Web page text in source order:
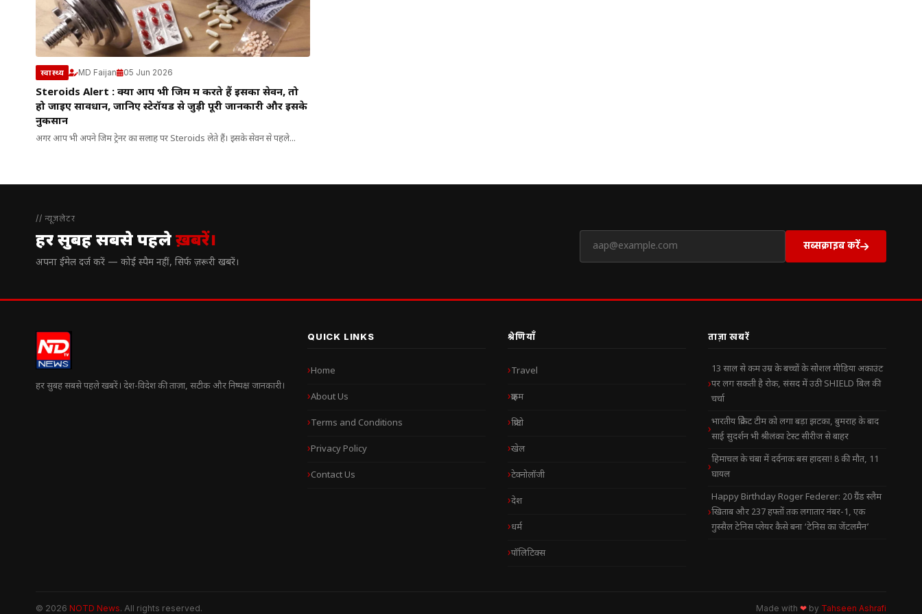
स्वास्थ्य MD Faijan 05 Jun 2026
Steroids Alert : क्या आप भी जिम में करते हैं इसका सेवन, तो
हो जाइए सावधान, जानिए स्टेरॉयड से जुड़ी पूरी जानकारी और इसके
नुकसान
अगर आप भी अपने जिम ट्रेनर का सलाह पर Steroids लेते हैं। इसके सेवन से पहले...
// न्यूज़लेटर
हर सुबह सबसे पहलेख़बरें।
अपना ईमेल दर्ज करें — कोई स्पैम नहीं, सिर्फ ज़रूरी खबरें।
सब्सक्राइब करें
हर सुबह सबसे पहले खबरें। देश-विदेश की ताज़ा, सटीक और निष्पक्ष जानकारी।
QUICK LINKS
Home
About Us
Terms and Conditions
Privacy Policy
Contact Us
श्रेणियाँ
Travel
क्राइम
क्रिप्टो
खेल
टेक्नोलॉजी
देश
धर्म
पॉलिटिक्स
ताज़ा खबरें
13 साल से कम उम्र के बच्चों के सोशल मीडिया अकाउंट
पर लग सकती है रोक, संसद में उठी SHIELD बिल की
चर्चा
भारतीय क्रिकेट टीम को लगा बड़ा झटका, बुमराह के बाद
साई सुदर्शन भी श्रीलंका टेस्ट सीरीज से बाहर
हिमाचल के चंबा में दर्दनाक बस हादसा! 8 की मौत, 11
घायल
Happy Birthday Roger Federer: 20 ग्रैंड स्लैम
खिताब और 237 हफ्तों तक लगातार नंबर-1, एक
गुस्सैल टेनिस प्लेयर कैसे बना ‘टेनिस का जेंटलमैन’
© 2026 NOTD News. All rights reserved. Made with ❤ by Tahseen Ashrafi